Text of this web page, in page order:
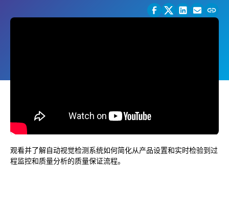
观看并了解自动视觉检测系统如何简化从产品设置和实时检验到过
程监控和质量分析的质量保证流程。